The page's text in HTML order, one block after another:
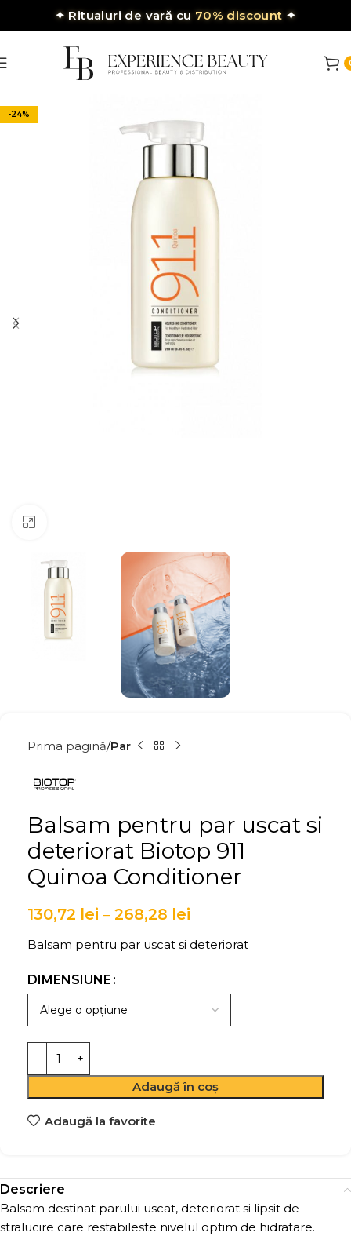
✦Ritualuri de vară cu 70% discount ✦
-24%
Prima pagină Par
Balsam pentru par uscat si
deteriorat Biotop 911
Quinoa Conditioner
130,72 lei – 268,28 lei
Balsam pentru par uscat si deteriorat
DIMENSIUNE
Adaugă în coș
Adaugă la favorite
Descriere
Balsam destinat parului uscat, deteriorat si lipsit de
stralucire care restabileste nivelul optim de hidratare.